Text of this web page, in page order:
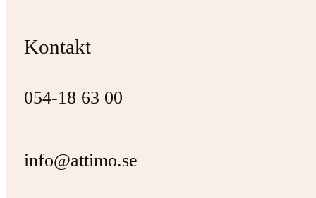
Kontakt
054-18 63 00
info@attimo.se